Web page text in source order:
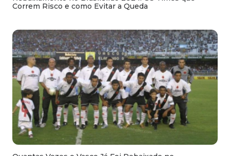
Correm Risco e como Evitar a Queda